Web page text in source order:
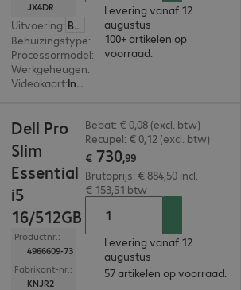
JX4DR
Uitvoering:
België (Nederlands)
Behuizingstype: Small form factor
Processormodel: Intel Core i5-14500, 2,6 GHz
Werkgeheugen:
Videokaart: Intel UHD Graphics 770
Levering vanaf 12.
augustus
100+ artikelen op
voorraad.
Dell Pro
Slim
Essential
i5
16/512GB
Productnr.:
4966609-73
Fabrikant-nr.:
KNJR2
Bebat: € 0,08 (excl. btw)
Recupel: € 0,12 (excl. btw)
€ 730,99
Brutoprijs: € 884,50 incl.
€ 153,51 btw
Levering vanaf 12.
augustus
57 artikelen op voorraad.